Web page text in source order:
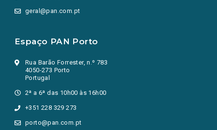
geral@pan.com.pt
Espaço PAN Porto
Rua Barão Forrester, n.º 783
4050-273 Porto
Portugal
2ª a 6ª das 10h00 às 16h00
+351 228 329 273
porto@pan.com.pt